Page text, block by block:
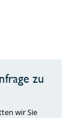
zu
wir Sie